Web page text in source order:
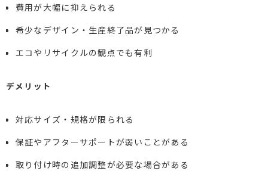
費用が大幅に抑えられる
希少なデザイン・生産終了品が見つかる
エコやリサイクルの観点でも有利
デメリット
対応サイズ・規格が限られる
保証やアフターサポートが弱いことがある
取り付け時の追加調整が必要な場合がある